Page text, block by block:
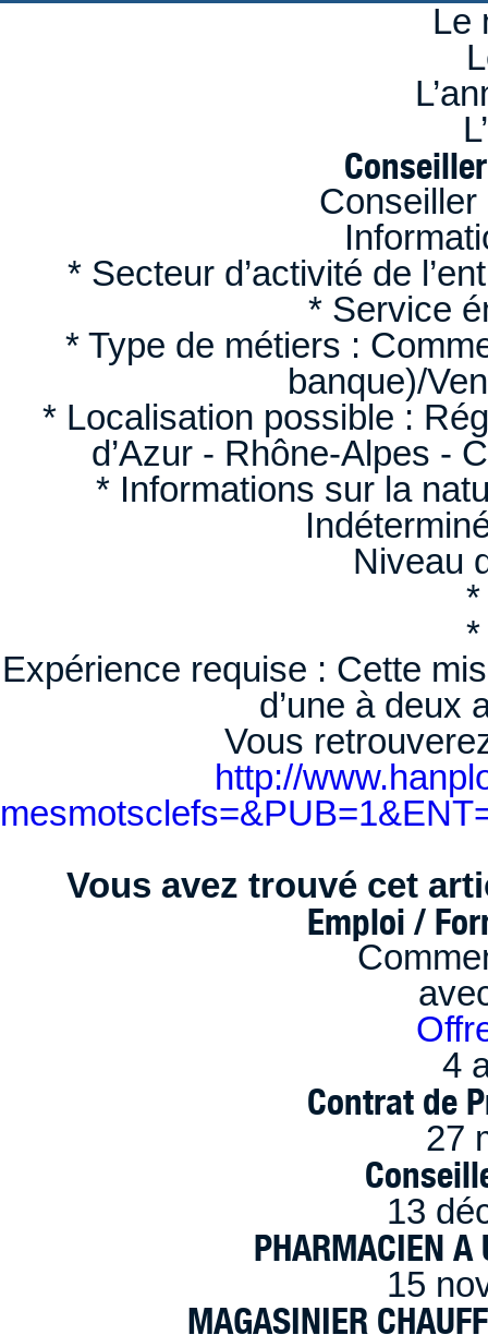
Le
Conseiller
* Secteur d’activité de
* Service
* Type de métiers :
banque)/
* Localisation possible :
d’Azur - Rhône-Alpes -
* Informations sur la
Niveau
*
*
Expérience requise : Cette
d’une à deux
Vous
http://
Vous avez trouvé cet
Emploi /
4
Contrat de
27
13
PHARMACIEN A
15
MAGASINIER